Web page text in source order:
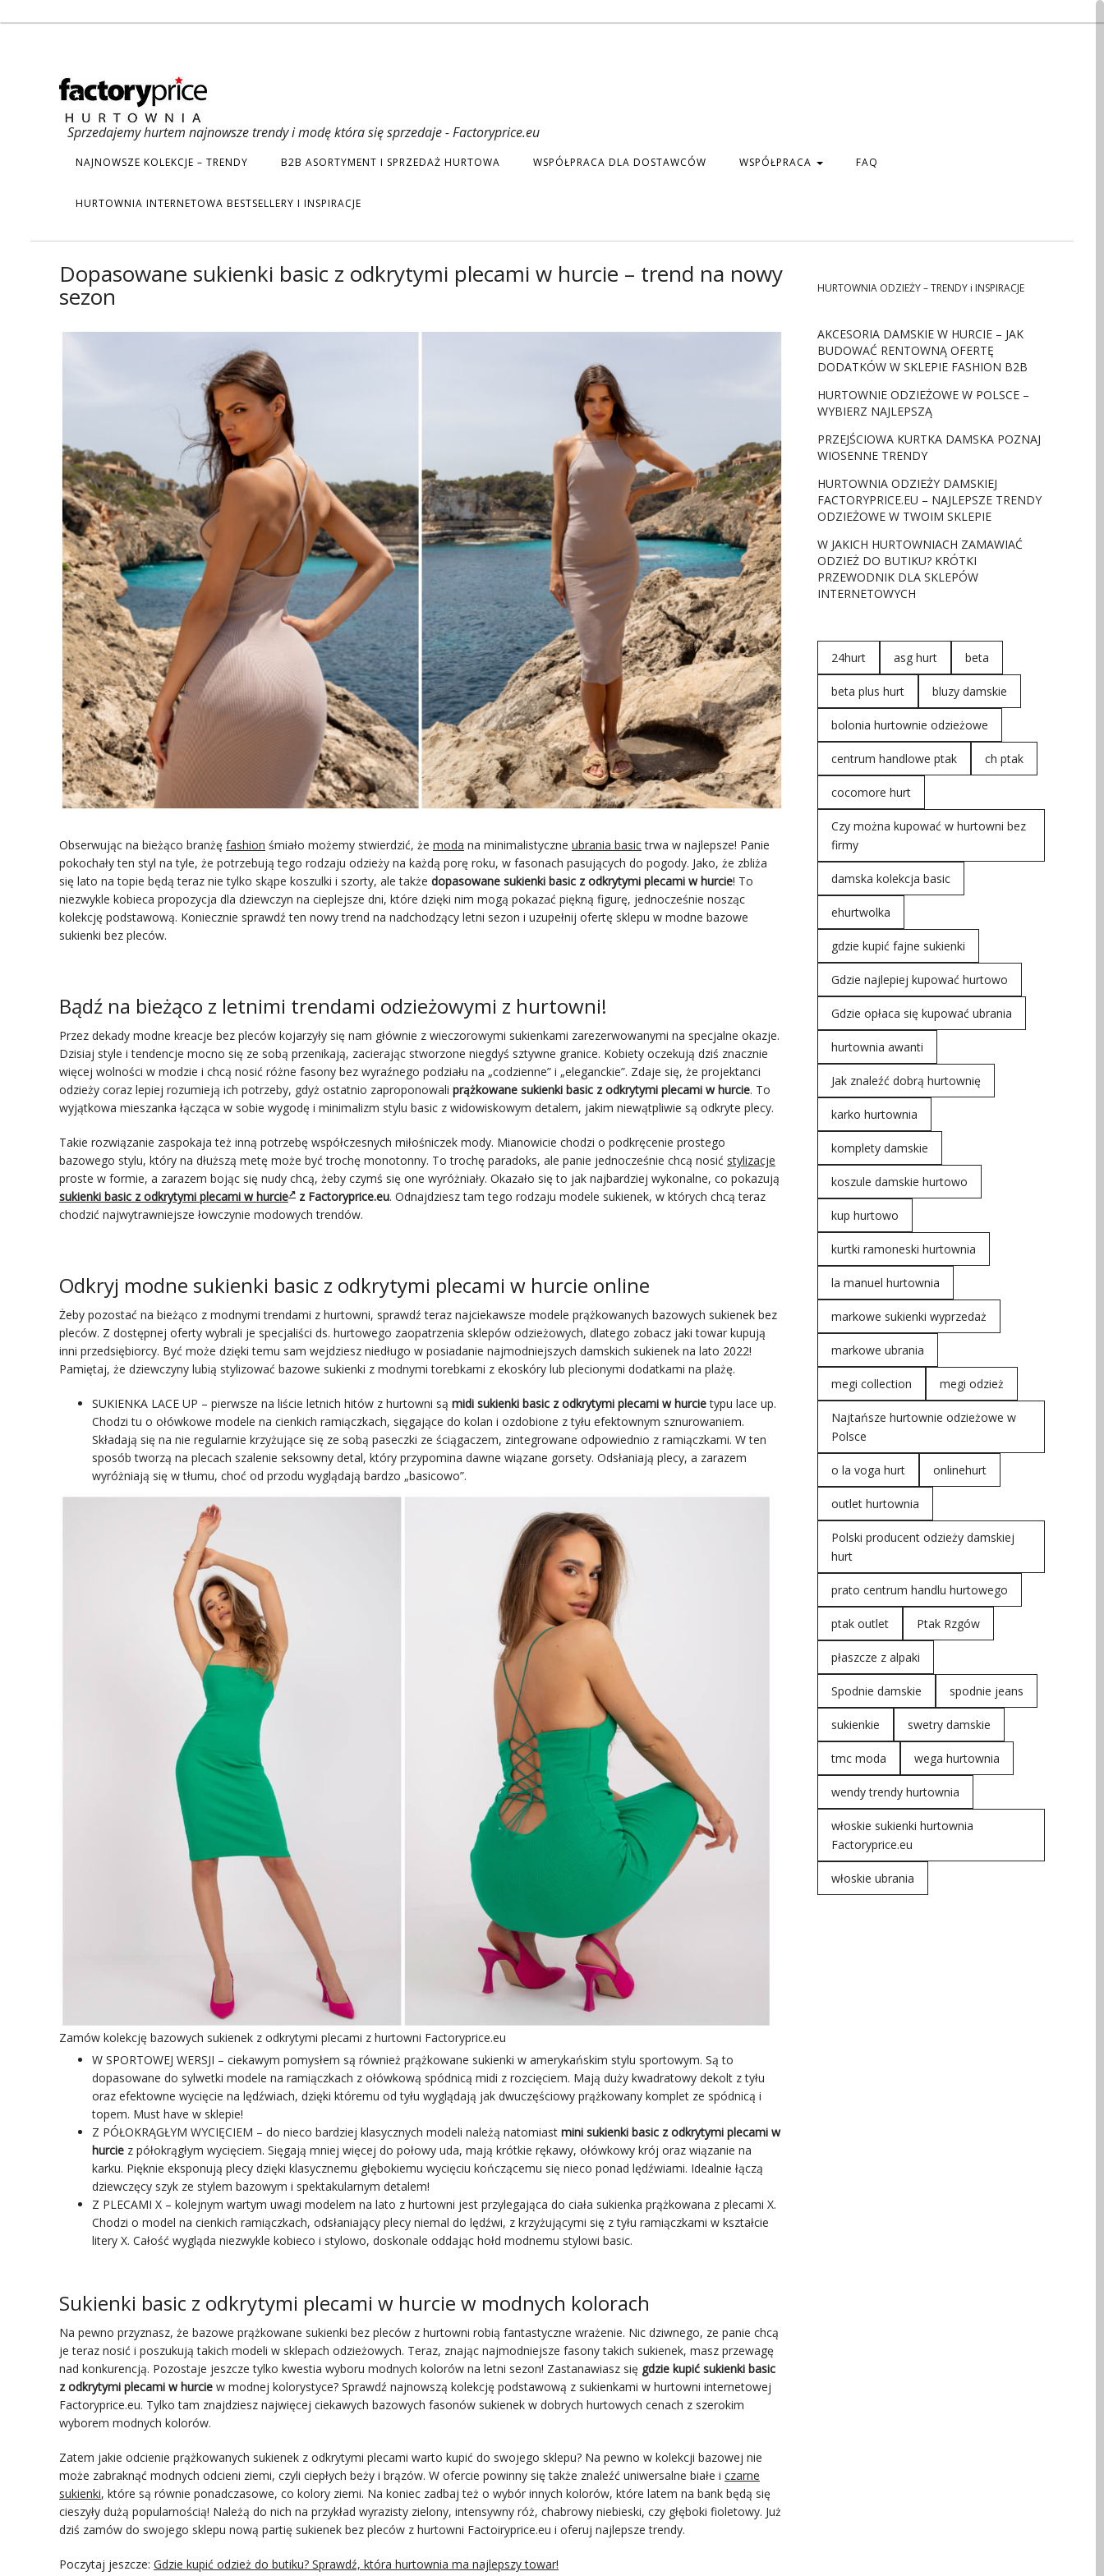
Sprzedajemy hurtem najnowsze trendy i modę która się sprzedaje - Factoryprice.eu
NAJNOWSZE KOLEKCJE – TRENDY B2B ASORTYMENT I SPRZEDAŻ HURTOWA WSPÓŁPRACA DLA DOSTAWCÓW WSPÓŁPRACA FAQ
HURTOWNIA INTERNETOWA BESTSELLERY I INSPIRACJE
Dopasowane sukienki basic z odkrytymi plecami w hurcie – trend na nowy
sezon
Obserwując na bieżąco branżę fashion śmiało możemy stwierdzić, że moda na minimalistyczne ubrania basictrwa w najlepsze! Panie
pokochały ten styl na tyle, że potrzebują tego rodzaju odzieży na każdą porę roku, w fasonach pasujących do pogody. Jako, że zbliża
się lato na topie będą teraz nie tylko skąpe koszulki i szorty, ale także dopasowane sukienki basic z odkrytymi plecami w hurcie! To
niezwykle kobieca propozycja dla dziewczyn na cieplejsze dni, które dzięki nim mogą pokazać piękną figurę, jednocześnie nosząc
kolekcję podstawową. Koniecznie sprawdź ten nowy trend na nadchodzący letni sezon i uzupełnij ofertę sklepu w modne bazowe
sukienki bez pleców.
Bądź na bieżąco z letnimi trendami odzieżowymi z hurtowni!
Przez dekady modne kreacje bez pleców kojarzyły się nam głównie z wieczorowymi sukienkami zarezerwowanymi na specjalne okazje.
Dzisiaj style i tendencje mocno się ze sobą przenikają, zacierając stworzone niegdyś sztywne granice. Kobiety oczekują dziś znacznie
więcej wolności w modzie i chcą nosić różne fasony bez wyraźnego podziału na „codzienne” i „eleganckie”. Zdaje się, że projektanci
odzieży coraz lepiej rozumieją ich potrzeby, gdyż ostatnio zaproponowali prążkowane sukienki basic z odkrytymi plecami w hurcie. To
wyjątkowa mieszanka łącząca w sobie wygodę i minimalizm stylu basic z widowiskowym detalem, jakim niewątpliwie są odkryte plecy.
Takie rozwiązanie zaspokaja też inną potrzebę współczesnych miłośniczek mody. Mianowicie chodzi o podkręcenie prostego
bazowego stylu, który na dłuższą metę może być trochę monotonny. To trochę paradoks, ale panie jednocześnie chcą nosić stylizacje
proste w formie, a zarazem bojąc się nudy chcą, żeby czymś się one wyróżniały. Okazało się to jak najbardziej wykonalne, co pokazują
sukienki basic z odkrytymi plecami w hurcie
z Factoryprice.eu. Odnajdziesz tam tego rodzaju modele sukienek, w których chcą teraz
chodzić najwytrawniejsze łowczynie modowych trendów.
Odkryj modne sukienki basic z odkrytymi plecami w hurcie online
Żeby pozostać na bieżąco z modnymi trendami z hurtowni, sprawdź teraz najciekawsze modele prążkowanych bazowych sukienek bez
pleców. Z dostępnej oferty wybrali je specjaliści ds. hurtowego zaopatrzenia sklepów odzieżowych, dlatego zobacz jaki towar kupują
inni przedsiębiorcy. Być może dzięki temu sam wejdziesz niedługo w posiadanie najmodniejszych damskich sukienek na lato 2022!
Pamiętaj, że dziewczyny lubią stylizować bazowe sukienki z modnymi torebkami z ekoskóry lub plecionymi dodatkami na plażę.
SUKIENKA LACE UP – pierwsze na liście letnich hitów z hurtowni są midi sukienki basic z odkrytymi plecami w hurcietypu lace up.
Chodzi tu o ołówkowe modele na cienkich ramiączkach, sięgające do kolan i ozdobione z tyłu efektownym sznurowaniem.
Składają się na nie regularnie krzyżujące się ze sobą paseczki ze ściągaczem, zintegrowane odpowiednio z ramiączkami. W ten
sposób tworzą na plecach szalenie seksowny detal, który przypomina dawne wiązane gorsety. Odsłaniają plecy, a zarazem
wyróżniają się w tłumu, choć od przodu wyglądają bardzo „basicowo”.
Zamów kolekcję bazowych sukienek z odkrytymi plecami z hurtowni Factoryprice.eu
W SPORTOWEJ WERSJI – ciekawym pomysłem są również prążkowane sukienki w amerykańskim stylu sportowym. Są to
dopasowane do sylwetki modele na ramiączkach z ołówkową spódnicą midi z rozcięciem. Mają duży kwadratowy dekolt z tyłu
oraz efektowne wycięcie na lędźwiach, dzięki któremu od tyłu wyglądają jak dwuczęściowy prążkowany komplet ze spódnicą i
topem. Must have w sklepie!
Z PÓŁOKRĄGŁYM WYCIĘCIEM – do nieco bardziej klasycznych modeli należą natomiast mini sukienki basic z odkrytymi plecami w
hurcie z półokrągłym wycięciem. Sięgają mniej więcej do połowy uda, mają krótkie rękawy, ołówkowy krój oraz wiązanie na
karku. Pięknie eksponują plecy dzięki klasycznemu głębokiemu wycięciu kończącemu się nieco ponad lędźwiami. Idealnie łączą
dziewczęcy szyk ze stylem bazowym i spektakularnym detalem!
Z PLECAMI X – kolejnym wartym uwagi modelem na lato z hurtowni jest przylegająca do ciała sukienka prążkowana z plecami X.
Chodzi o model na cienkich ramiączkach, odsłaniający plecy niemal do lędźwi, z krzyżującymi się z tyłu ramiączkami w kształcie
litery X. Całość wygląda niezwykle kobieco i stylowo, doskonale oddając hołd modnemu stylowi basic.
Sukienki basic z odkrytymi plecami w hurcie w modnych kolorach
Na pewno przyznasz, że bazowe prążkowane sukienki bez pleców z hurtowni robią fantastyczne wrażenie. Nic dziwnego, ze panie chcą
je teraz nosić i poszukują takich modeli w sklepach odzieżowych. Teraz, znając najmodniejsze fasony takich sukienek, masz przewagę
nad konkurencją. Pozostaje jeszcze tylko kwestia wyboru modnych kolorów na letni sezon! Zastanawiasz się gdzie kupić sukienki basic
z odkrytymi plecami w hurcie w modnej kolorystyce? Sprawdź najnowszą kolekcję podstawową z sukienkami w hurtowni internetowej
Factoryprice.eu. Tylko tam znajdziesz najwięcej ciekawych bazowych fasonów sukienek w dobrych hurtowych cenach z szerokim
wyborem modnych kolorów.
Zatem jakie odcienie prążkowanych sukienek z odkrytymi plecami warto kupić do swojego sklepu? Na pewno w kolekcji bazowej nie
może zabraknąć modnych odcieni ziemi, czyli ciepłych beży i brązów. W ofercie powinny się także znaleźć uniwersalne białe i czarne
sukienki, które są równie ponadczasowe, co kolory ziemi. Na koniec zadbaj też o wybór innych kolorów, które latem na bank będą się
cieszyły dużą popularnością! Należą do nich na przykład wyrazisty zielony, intensywny róż, chabrowy niebieski, czy głęboki fioletowy. Już
dziś zamów do swojego sklepu nową partię sukienek bez pleców z hurtowni Factoiryprice.eu i oferuj najlepsze trendy.
Poczytaj jeszcze: Gdzie kupić odzież do butiku? Sprawdź, która hurtownia ma najlepszy towar!
HURTOWNIA ODZIEŻY – TRENDY i INSPIRACJE
AKCESORIA DAMSKIE W HURCIE – JAK
BUDOWAĆ RENTOWNĄ OFERTĘ
DODATKÓW W SKLEPIE FASHION B2B
HURTOWNIE ODZIEŻOWE W POLSCE –
WYBIERZ NAJLEPSZĄ
PRZEJŚCIOWA KURTKA DAMSKA POZNAJ
WIOSENNE TRENDY
HURTOWNIA ODZIEŻY DAMSKIEJ
FACTORYPRICE.EU – NAJLEPSZE TRENDY
ODZIEŻOWE W TWOIM SKLEPIE
W JAKICH HURTOWNIACH ZAMAWIAĆ
ODZIEŻ DO BUTIKU? KRÓTKI
PRZEWODNIK DLA SKLEPÓW
INTERNETOWYCH
24hurt asg hurt beta
beta plus hurt bluzy damskie
bolonia hurtownie odzieżowe
centrum handlowe ptak ch ptak
cocomore hurt
Czy można kupować w hurtowni bez
firmy
damska kolekcja basic
ehurtwolka
gdzie kupić fajne sukienki
Gdzie najlepiej kupować hurtowo
Gdzie opłaca się kupować ubrania
hurtownia awanti
Jak znaleźć dobrą hurtownię
karko hurtownia
komplety damskie
koszule damskie hurtowo
kup hurtowo
kurtki ramoneski hurtownia
la manuel hurtownia
markowe sukienki wyprzedaż
markowe ubrania
megi collection megi odzież
Najtańsze hurtownie odzieżowe w
Polsce
o la voga hurt onlinehurt
outlet hurtownia
Polski producent odzieży damskiej
hurt
prato centrum handlu hurtowego
ptak outlet Ptak Rzgów
płaszcze z alpaki
Spodnie damskie spodnie jeans
sukienkie swetry damskie
tmc moda wega hurtownia
wendy trendy hurtownia
włoskie sukienki hurtownia
Factoryprice.eu
włoskie ubrania